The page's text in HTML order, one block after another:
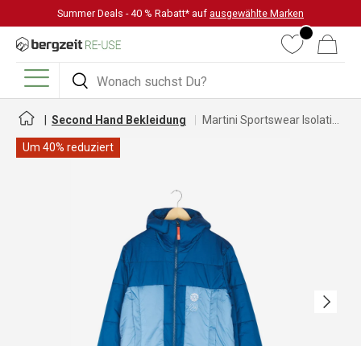
DIREKT ZUM INHALT
Summer Deals - 40 % Rabatt* auf ausgewählte Marken
Suchen
Suchen
WunschlisteWarenkorb
Menü
Second Hand Bekleidung
Um 40% reduziert
Nächste